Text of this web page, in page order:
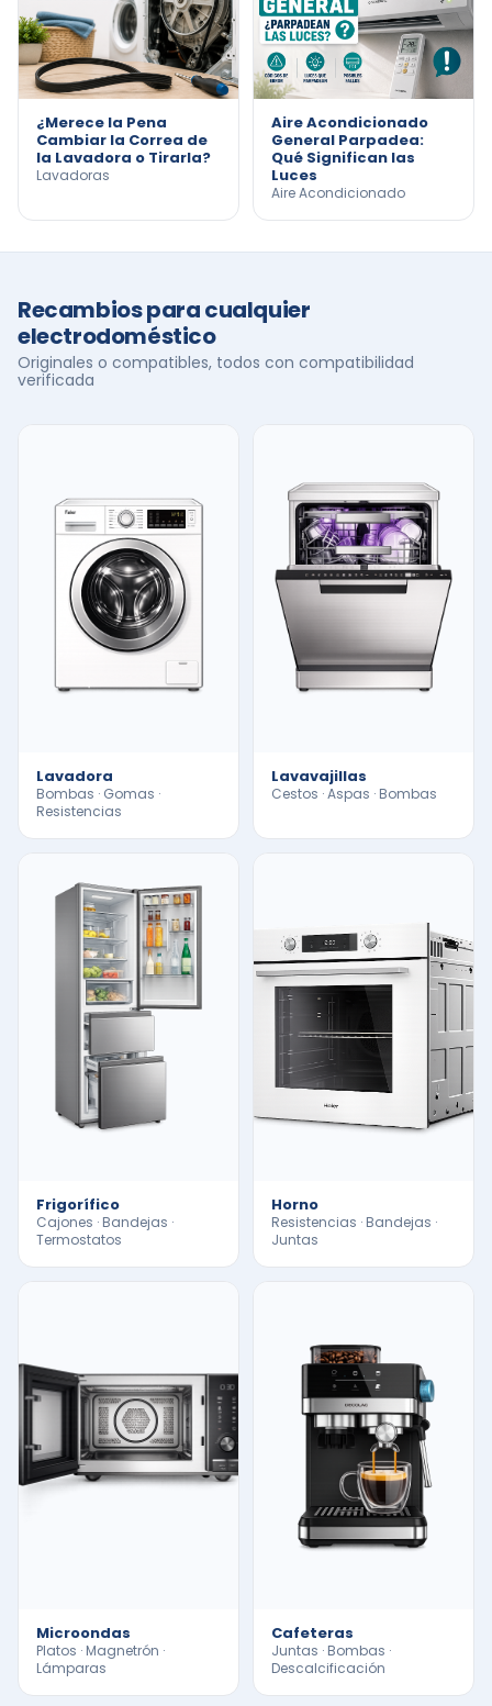
¿Merece la Pena
Cambiar la Correa de
la Lavadora o Tirarla?
Lavadoras
Aire Acondicionado
General Parpadea:
Qué Significan las
Luces
Aire Acondicionado
Recambios para cualquier
electrodoméstico
Originales o compatibles, todos con compatibilidad
verificada
Lavadora
Bombas · Gomas ·
Resistencias
Lavavajillas
Cestos · Aspas · Bombas
Frigorífico
Cajones · Bandejas ·
Termostatos
Horno
Resistencias · Bandejas ·
Juntas
Microondas
Platos · Magnetrón ·
Lámparas
Cafeteras
Juntas · Bombas ·
Descalcificación